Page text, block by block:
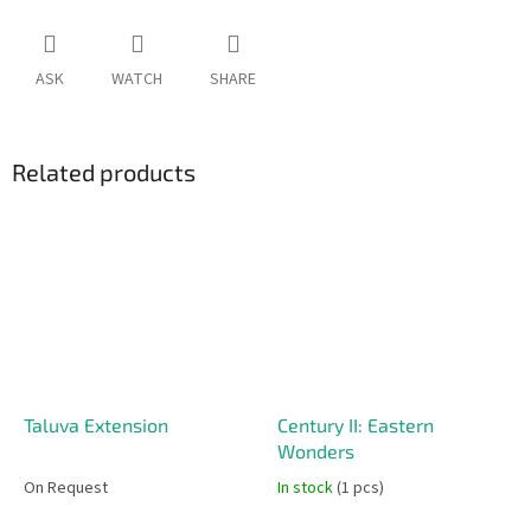
ASK WATCH SHARE
Related products
Taluva Extension
On Request
Century II: Eastern
Wonders
In stock(1 pcs)